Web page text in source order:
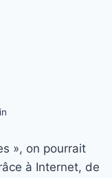
», on pourrait
à Internet, de